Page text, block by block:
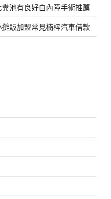
池有良好白內障手術推薦
販加盟常見楠梓汽車借款